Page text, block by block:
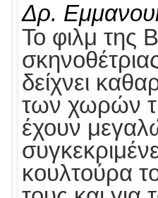
Δρ.
Το φιλμ της
δείχνει
των χωρών
έχουν
κουλτούρα